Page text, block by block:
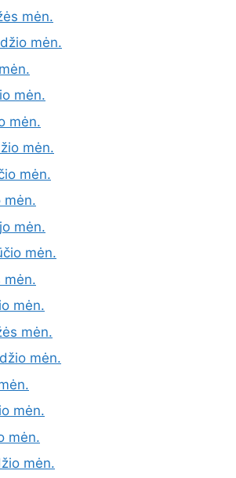
mėn.
mėn.
mėn.
mėn.
mėn.
mėn.
mėn.
mėn.
mėn.
mėn.
mėn.
mėn.
mėn.
mėn.
mėn.
mėn.